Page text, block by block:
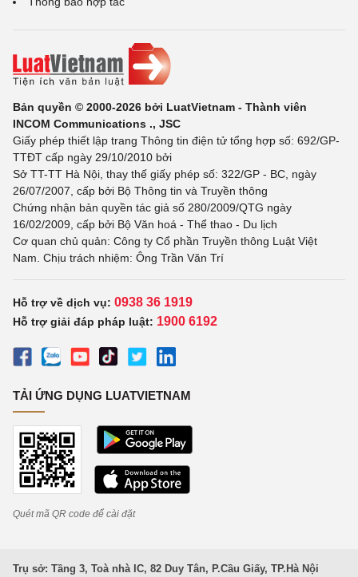
Bản quyền © 2000-2026 bởi LuatVietnam - Thành viên
INCOM Communications ., JSC
Giấy phép thiết lập trang Thông tin điện tử tổng hợp số: 692/GP-
TTĐT cấp ngày 29/10/2010 bởi
Sở TT-TT Hà Nội, thay thế giấy phép số: 322/GP - BC, ngày
26/07/2007, cấp bởi Bộ Thông tin và Truyền thông
Chứng nhận bản quyền tác giả số 280/2009/QTG ngày
16/02/2009, cấp bởi Bộ Văn hoá - Thể thao - Du lịch
Cơ quan chủ quản: Công ty Cổ phần Truyền thông Luật Việt
Nam. Chịu trách nhiệm: Ông Trần Văn Trí
Hỗ trợ về dịch vụ: 0938 36 1919
Hỗ trợ giải đáp pháp luật: 1900 6192
TẢI ỨNG DỤNG LUATVIETNAM
Quét mã QR code để cài đặt
Trụ sở: Tầng 3, Toà nhà IC, 82 Duy Tân, P.Cầu Giấy, TP.Hà Nội